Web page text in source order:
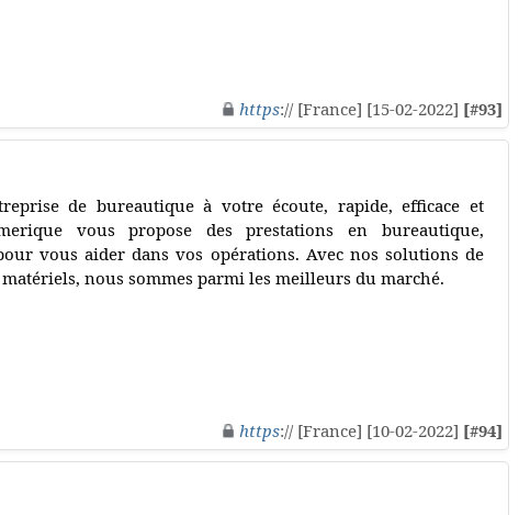
https:// [France] [15-02-2022] [#93]
de bureautique à votre écoute, rapide, efficace et
vous propose des prestations en bureautique,
vous aider dans vos opérations. Avec nos solutions de
nous sommes parmi les meilleurs du marché.
https:// [France] [10-02-2022] [#94]